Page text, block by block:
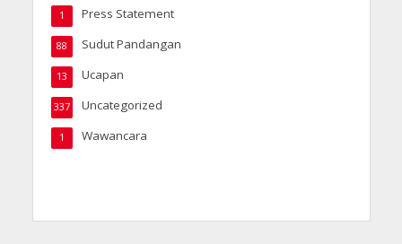
Press Statement
1
Sudut Pandangan
88
Ucapan
13
Uncategorized
337
Wawancara
1